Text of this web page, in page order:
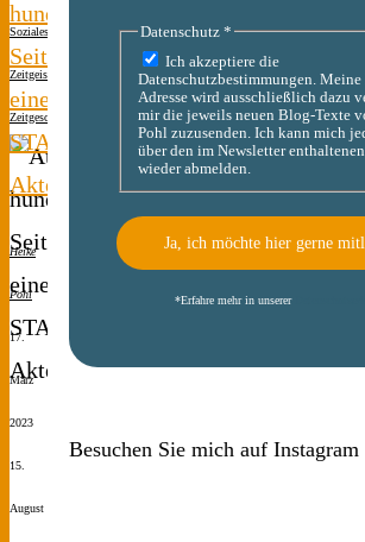
Soziales
Zeitgeist
Zeitgeschichte
hunderten
Seiten
einer
STASI-
Akte
Heike
Pohl
17.
März
2023
15.
August
Datenschutz *
Ich akzeptiere die
Datenschutzbestimmungen.
Adresse wird ausschließlich dazu
mir die jeweils neuen Blog-Texte
Pohl zuzusenden. Ich kann mich
über den im Newsletter
wieder abmelden.
*Erfahre mehr in unserer
Besuchen Sie mich auf Instagram